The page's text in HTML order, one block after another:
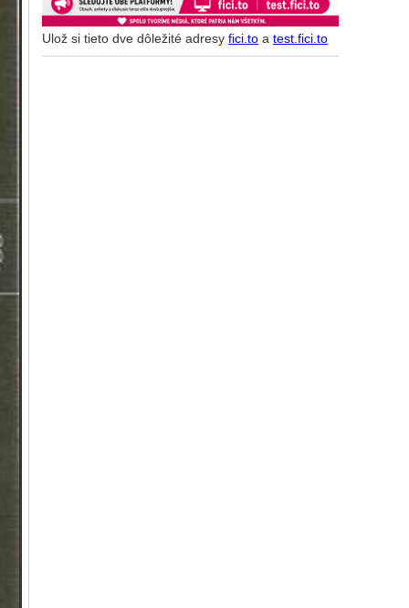
Ulož si tieto dve dôležité adresyfici.to atest.fici.to